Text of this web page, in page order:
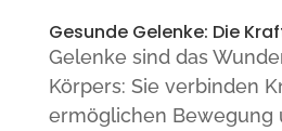
Gesunde Gelenke: Die
Gelenke sind das
Körpers: Sie verbinden
ermöglichen Bewegung